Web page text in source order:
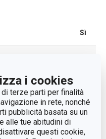
i cookies
terze parti per finalità
in rete, nonché
pubblicità basata su un
alle tue abitudini di
questi cookie,
Sì
GrandCHEF
metallo con trattamento
superficiale